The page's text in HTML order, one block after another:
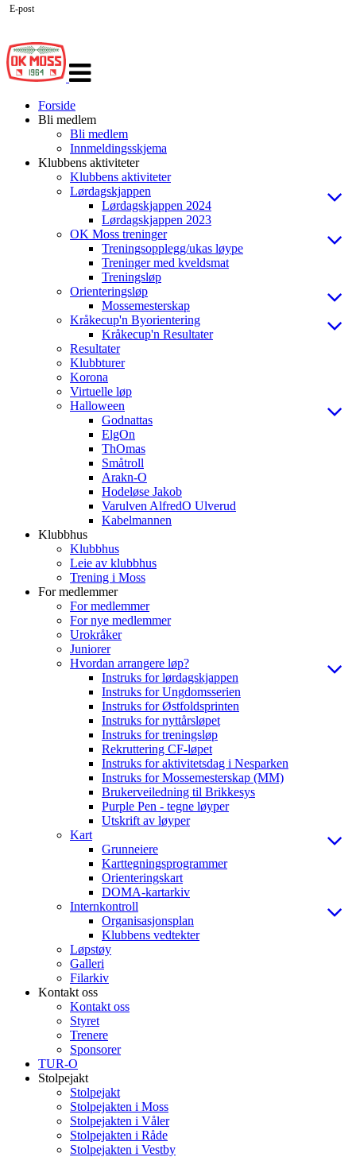
navigasjon
Forside
Bli medlem
Bli medlem
Innmeldingsskjema
Klubbens aktiviteter
Klubbens aktiviteter
Lørdagskjappen
Lørdagskjappen 2024
Lørdagskjappen 2023
OK Moss treninger
Treningsopplegg/ukas løype
Treninger med kveldsmat
Treningsløp
Orienteringsløp
Mossemesterskap
Kråkecup'n Byorientering
Kråkecup'n Resultater
Resultater
Klubbturer
Korona
Virtuelle løp
Halloween
Godnattas
ElgOn
ThOmas
Småtroll
Arakn-O
Hodeløse Jakob
Varulven AlfredO Ulverud
Kabelmannen
Klubbhus
Klubbhus
Leie av klubbhus
Trening i Moss
For medlemmer
For medlemmer
For nye medlemmer
Urokråker
Juniorer
Hvordan arrangere løp?
Instruks for lørdagskjappen
Instruks for Ungdomsserien
Instruks for Østfoldsprinten
Instruks for nyttårsløpet
Instruks for treningsløp
Rekruttering CF-løpet
Instruks for aktivitetsdag i Nesparken
Instruks for Mossemesterskap (MM)
Brukerveiledning til Brikkesys
Purple Pen - tegne løyper
Utskrift av løyper
Kart
Grunneiere
Karttegningsprogrammer
Orienteringskart
DOMA-kartarkiv
Internkontroll
Organisasjonsplan
Klubbens vedtekter
Løpstøy
Galleri
Filarkiv
Kontakt oss
Kontakt oss
Styret
Trenere
Sponsorer
TUR-O
Stolpejakt
Stolpejakt
Stolpejakten i Moss
Stolpejakten i Våler
Stolpejakten i Råde
Stolpejakten i Vestby
E-post